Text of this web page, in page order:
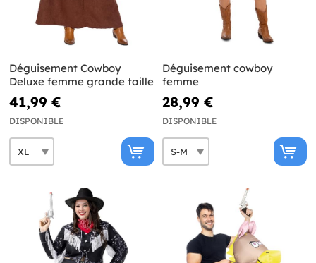
Déguisement Cowboy
Deluxe femme grande taille
41,99 €
DISPONIBLE
Déguisement cowboy
femme
28,99 €
DISPONIBLE